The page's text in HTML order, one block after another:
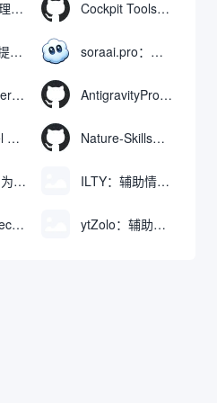
APISIX：管理和代理API及大模型流量的高性能网关 Cockpit Tools：管理多个AI编程IDE账号与配置多开独立实例的本地桌面应用
Agnes AI：提供全模态模型免费API、支持图文视频生成与复杂工程执行的智能体平台 soraai.pro：支持多模型文字转视频和图像生成的在线创作工具
Happy Oyster AI：生成可交互式3D虚拟世界与视频的大模型 AntigravityProxyLauncher：免TUN全局代理使用Antigravity IDE
AI 3D Model Generator：通过文本和图像快速生成3D模型的在线工具 Nature-Skills：辅助撰写学术论文和绘制科研图表的智能体插件
AimiliVPN：为Linux提供纯净出站家庭IP的VPN代理网关 ILTY：辅助情绪疏导与提供行动建议的AI陪伴工具
Text to Speech AI：支持多说话人与情感控制的文字转语音工具 ytZolo：辅助创建和优化YouTube视频内容的生成工具